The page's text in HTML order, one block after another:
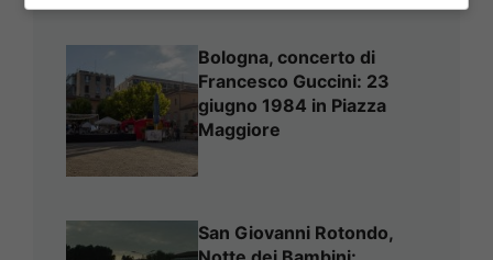
Bologna, concerto di
Francesco Guccini: 23
giugno 1984 in Piazza
Maggiore
San Giovanni Rotondo,